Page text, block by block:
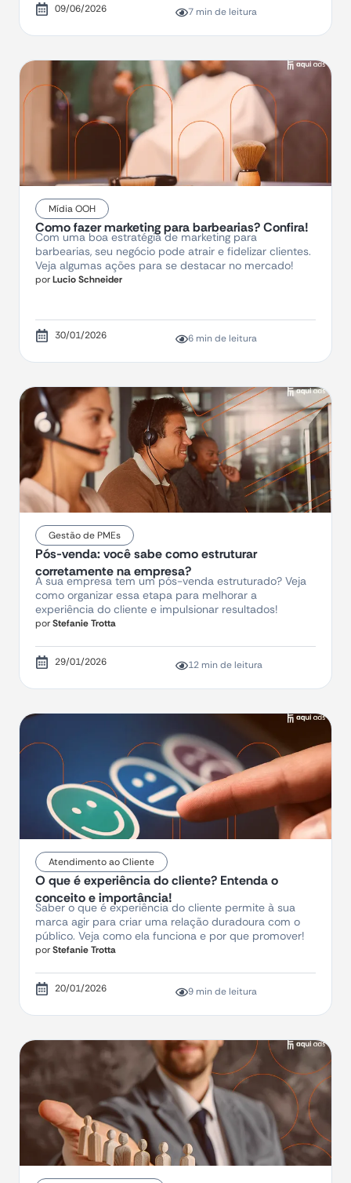
09/06/2026 7 min de leitura
Mídia OOH
Como fazer marketing para barbearias? Confira!
Com uma boa estratégia de marketing para
barbearias, seu negócio pode atrair e fidelizar clientes.
Veja algumas ações para se destacar no mercado!
porLucio Schneider
30/01/2026 6 min de leitura
Gestão de PMEs
Pós-venda: você sabe como estruturar
corretamente na empresa?
A sua empresa tem um pós-venda estruturado? Veja
como organizar essa etapa para melhorar a
experiência do cliente e impulsionar resultados!
porStefanie Trotta
29/01/2026 12 min de leitura
Atendimento ao Cliente
O que é experiência do cliente? Entenda o
conceito e importância!
Saber o que é experiência do cliente permite à sua
marca agir para criar uma relação duradoura com o
público. Veja como ela funciona e por que promover!
porStefanie Trotta
20/01/2026 9 min de leitura